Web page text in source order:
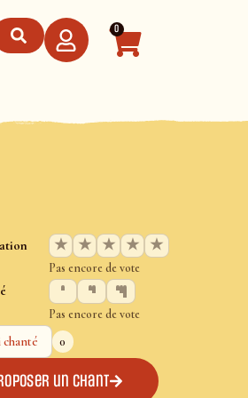
0
★ ★ ★ ★ ★
Pas encore de vote
Pas encore de vote
chanté
0
un chant